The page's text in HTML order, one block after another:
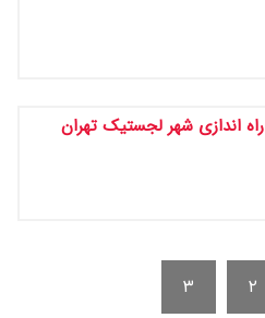
راه اندازی شهر لجستیک تهران
۲ ۳